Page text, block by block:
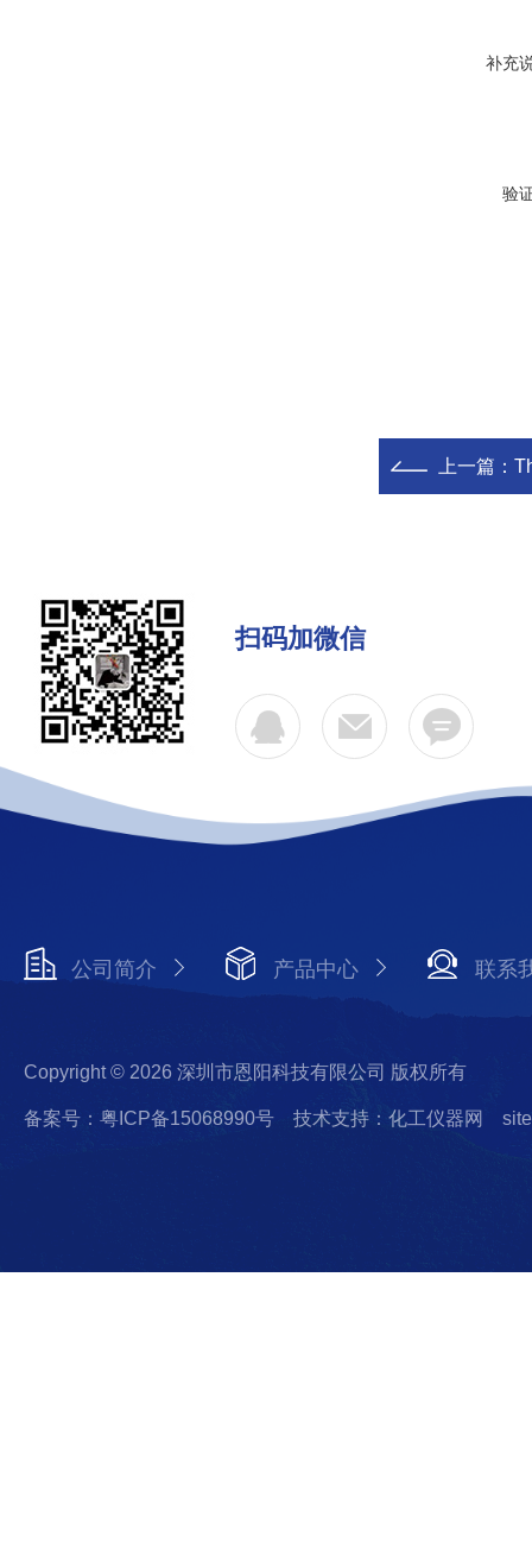
补充
验
上一篇：
扫码加微信
公司简介 产品中心 联系
Copyright © 2026 深圳市恩阳科技有限公司 版权所有
备案号：粤ICP备15068990号 技术支持：化工仪器网